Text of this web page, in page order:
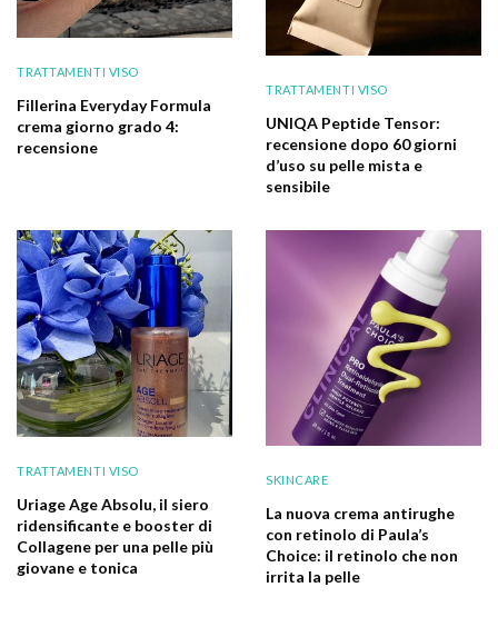
TRATTAMENTI VISO
Fillerina Everyday Formula
crema giorno grado 4:
recensione
TRATTAMENTI VISO
UNIQA Peptide Tensor:
recensione dopo 60 giorni
d’uso su pelle mista e
sensibile
TRATTAMENTI VISO
Uriage Age Absolu, il siero
ridensificante e booster di
Collagene per una pelle più
giovane e tonica
SKINCARE
La nuova crema antirughe
con retinolo di Paula’s
Choice: il retinolo che non
irrita la pelle